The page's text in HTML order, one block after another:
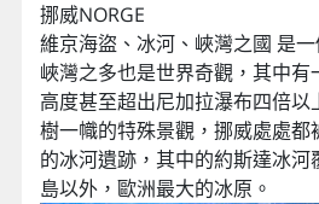
挪威NORGE
維京海盜、冰河、峽灣之國 是
峽灣之多也是世界奇觀，其中有
高度甚至超出尼加拉瀑布四倍以
樹一幟的特殊景觀，挪威處處都
的冰河遺跡，其中的約斯達冰
島以外，歐洲最大的冰原。